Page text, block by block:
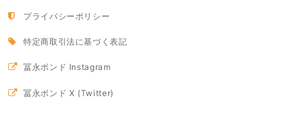
プライバシーポリシー
特定商取引法に基づく表記
冨永ボンド Instagram
冨永ボンド X (Twitter)